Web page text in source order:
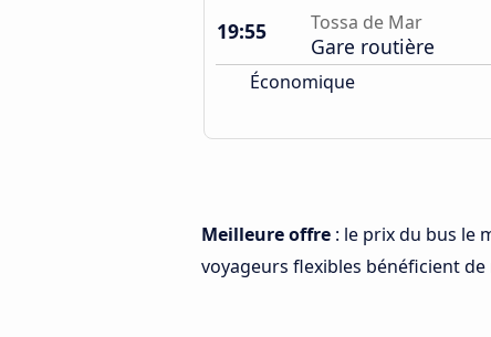
19:55
Tossa de Mar
Gare routière
Économique
Meilleure offre : le prix du bus le
voyageurs flexibles bénéficient